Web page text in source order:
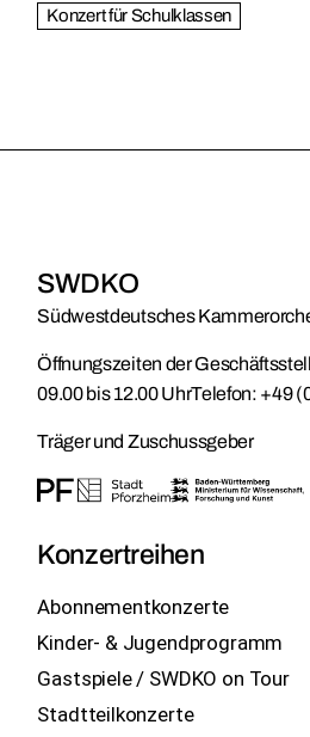
Konzert für Schulklassen
SWDKO
Südwestdeutsches
Öffnungszeiten der
09.00 bis 12.00 UhrTelefon: +49
Träger und Zuschussgeber
Konzertreihen
Abonnementkonzerte
Kinder- & Jugendprogramm
Gastspiele / SWDKO on Tour
Stadtteilkonzerte